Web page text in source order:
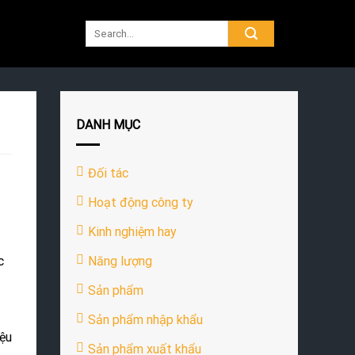
DANH MỤC
Đối tác
Hoạt động công ty
Kinh nghiệm hay
Năng lượng
Sản phẩm
Sản phẩm nhập khẩu
Sản phẩm xuất khẩu